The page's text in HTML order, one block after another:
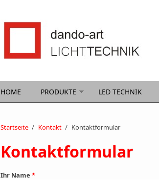
HOME PRODUKTE LED TECHNIK
Startseite / Kontakt / Kontaktformular
Kontaktformular
Ihr Name *